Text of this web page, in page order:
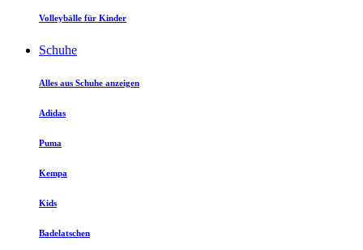
Volleybälle für Kinder
Schuhe
Alles aus Schuhe anzeigen
Adidas
Puma
Kempa
Kids
Badelatschen